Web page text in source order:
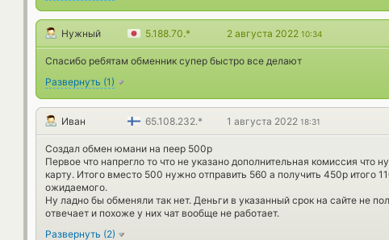
Нужный 5.188.70.* 2 августа 2022 10:34
Спасибо ребятам обменник супер быстро все делают
Развернуть (1)
Иван 65.108.232.* 1 августа 2022 18:31
Создал обмен юмани на пеер 500р
Первое что напрегло то что не указано дополнительная комиссия что
карту. Итого вместо 500 нужно отправить 560 а получить 450р итого
ожидаемого.
Ну ладно бы обменяли так нет. Деньги в указанный срок на сайте не
отвечает и похоже у них чат вообще не работает.
Развернуть (2)